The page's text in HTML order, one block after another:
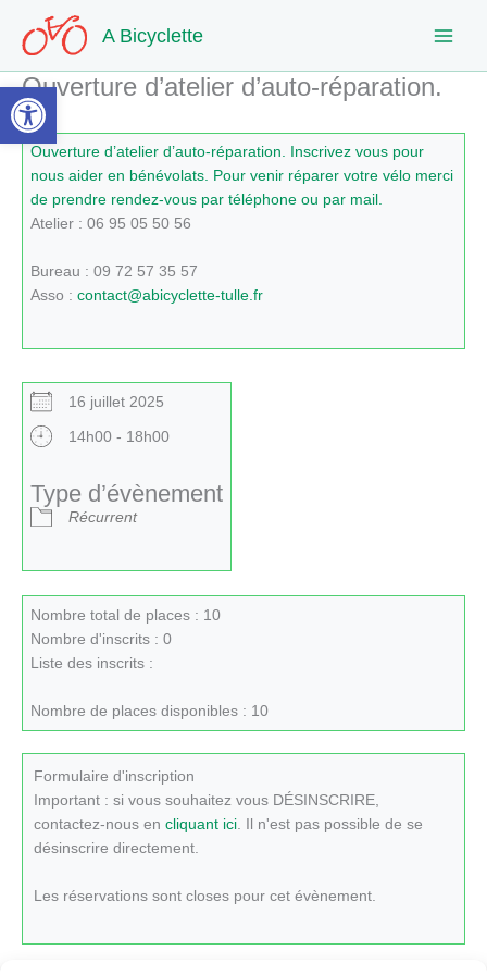
Ouvrir la barre d’outils
contenu
A Bicyclette
Ouverture d’atelier d’auto-réparation.
Ouverture d’atelier d’auto-réparation. Inscrivez vous pour
nous aider en bénévolats. Pour venir réparer votre vélo merci
de prendre rendez-vous par téléphone ou par mail.
Atelier : 06 95 05 50 56
Bureau : 09 72 57 35 57
Asso : contact@abicyclette-tulle.fr
16 juillet 2025
14h00 - 18h00
Type d’évènement
Récurrent
Nombre total de places : 10
Nombre d'inscrits : 0
Liste des inscrits :
Nombre de places disponibles : 10
Formulaire d'inscription
Important : si vous souhaitez vous DÉSINSCRIRE,
contactez-nous en cliquant ici. Il n'est pas possible de se
désinscrire directement.
Les réservations sont closes pour cet évènement.